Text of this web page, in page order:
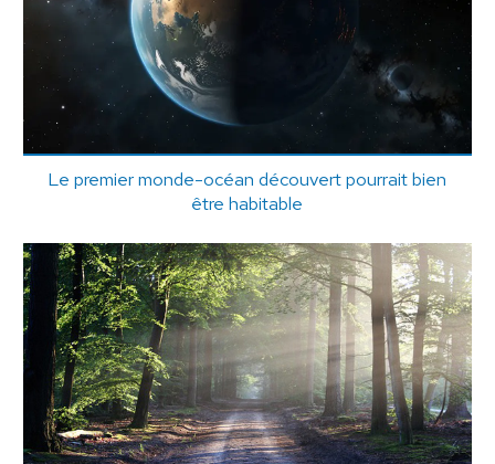
Le premier monde-océan découvert pourrait bien
être habitable